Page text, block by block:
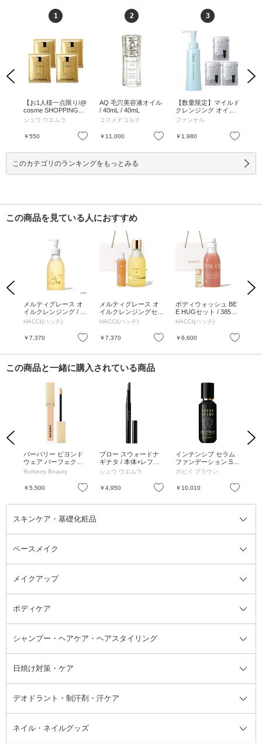
Previous
お気に入り
1
【お1人様一点限り/@
cosme SHOPPING限
定】アルティム8∞ ス
レンジング オイルn 4
回分 お試しセット / 4
シュウ ウエムラ
￥550 お気に入り
2
AQ 毛穴美容液オイル
/ 40mL / 40mL
コスメデコルテ
￥11,000 お気に入り
3
【数量限定】マイルド
クレンジング オイル1
本+洗顔パウチ3回分
本、2.0g×3包 / 120mL
×1本、2.0g×3包
ファンケル
￥1,980
Next
このカテゴリのランキングをもっとみる
この商品を見ている人におすすめ
Previous
お気に入り
メルティグレース オ
イルクレンジング / 限
定品、【ミニー】 / 20
0mL / ハニーレモンの
香り
HACCI(ハッチ)
￥7,370 お気に入り
メルティグレース オ
イルクレンジングセッ
ト / 200mL、35mL、1
HACCI(ハッチ)
￥7,370 お気に入り
ボディウォッシュ BE
E HUGセット / 385m
L、10mL、1枚
HACCI(ハッチ)
￥6,600
Next
この商品と一緒に購入されている商品
Previous
お気に入り
バーバリー ビヨンド
ウェア パーフェクテ
ィング コンシーラー /
8mL / 軽く、長時間快
適な付け心地
Burberry Beauty
￥5,500 お気に入り
ブロー スウォードナ
ギナタ / 本体+レフィ
ル / エイコーン
シュウ ウエムラ
￥4,950 お気に入り
インテンシブ セラム
ファンデーション SP
F 40 (PA++++) / SPF4
ージュ / 30ml
ボビイ ブラウン
￥10,010
Next
スキンケア・基礎化粧品
スキンケア・基礎化粧品全て
洗顔料
美容液
オールインワン化粧品 フェイスクリーム
フェイスオイル・バーム
ブースター・導入液
洗い流すパック・マスク
ベースメイク
ベースメイク全て
BBクリーム
コンシーラー ファンデーション
フェイスパウダー
メイクアップ
メイクアップ全て
まつげ美容液 つけまつげ
アイシャドウ
アイブロウ・眉マスカラ
チーク
ボディケア
ボディケア全て
ボディソープ・ハンドソープ・石
けん
ボディケア
レッグ・フットケア
バストケア
シャンプー・ヘアケア・ヘアスタイリング
シャンプー・ヘアケア・ヘアスタ
イリング全て
洗い流さないトリートメント
ヘアスタイリング剤
日焼け対策・ケア
日焼け対策・ケア全て
サンオイル・タンニング
デオドラント・制汗剤・汗ケア
デオドラント・制汗剤・汗ケア全
て
ネイル・ネイルグッズ